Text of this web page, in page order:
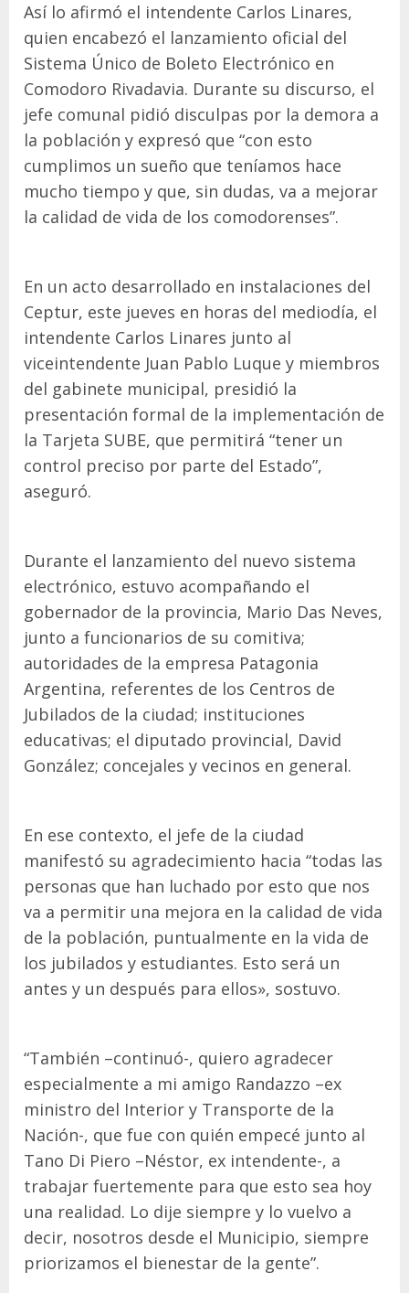
Así lo afirmó el intendente Carlos Linares,
quien encabezó el lanzamiento oficial del
Sistema Único de Boleto Electrónico en
Comodoro Rivadavia. Durante su discurso, el
jefe comunal pidió disculpas por la demora a
la población y expresó que “con esto
cumplimos un sueño que teníamos hace
mucho tiempo y que, sin dudas, va a mejorar
la calidad de vida de los comodorenses”.
En un acto desarrollado en instalaciones del
Ceptur, este jueves en horas del mediodía, el
intendente Carlos Linares junto al
viceintendente Juan Pablo Luque y miembros
del gabinete municipal, presidió la
presentación formal de la implementación de
la Tarjeta SUBE, que permitirá “tener un
control preciso por parte del Estado”,
aseguró.
Durante el lanzamiento del nuevo sistema
electrónico, estuvo acompañando el
gobernador de la provincia, Mario Das Neves,
junto a funcionarios de su comitiva;
autoridades de la empresa Patagonia
Argentina, referentes de los Centros de
Jubilados de la ciudad; instituciones
educativas; el diputado provincial, David
González; concejales y vecinos en general.
En ese contexto, el jefe de la ciudad
manifestó su agradecimiento hacia “todas las
personas que han luchado por esto que nos
va a permitir una mejora en la calidad de vida
de la población, puntualmente en la vida de
los jubilados y estudiantes. Esto será un
antes y un después para ellos», sostuvo.
“También –continuó-, quiero agradecer
especialmente a mi amigo Randazzo –ex
ministro del Interior y Transporte de la
Nación-, que fue con quién empecé junto al
Tano Di Piero –Néstor, ex intendente-, a
trabajar fuertemente para que esto sea hoy
una realidad. Lo dije siempre y lo vuelvo a
decir, nosotros desde el Municipio, siempre
priorizamos el bienestar de la gente”.